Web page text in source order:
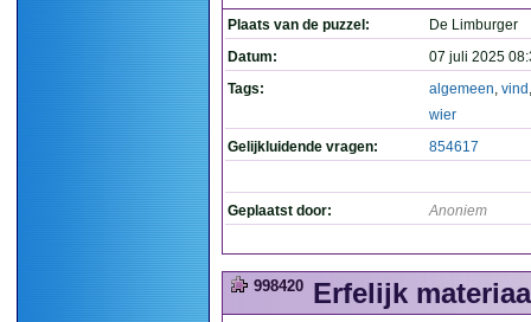
Plaats van de puzzel:
De Limburger
Datum:
07 juli 2025
Tags:
algemeen, vind
wier
Gelijkluidende vragen:
854617
Geplaatst door: Anoniem
998420 Erfelijk